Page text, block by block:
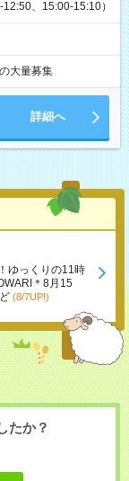
、15:00-15:10）
大量募集
詳細へ
ゆっくりの11時
＊8月15
(8/7UP!)
たか？